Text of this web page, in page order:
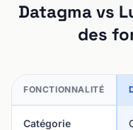
Datagma vs
des
FONCTIONNALITÉ
Catégorie